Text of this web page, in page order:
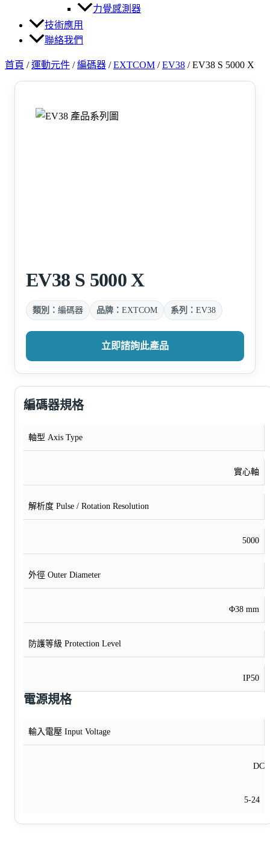
力覺感測器
技術應用
聯絡我們
首頁 /運動元件 /編碼器 /EXTCOM /EV38 /EV38 S 5000 X
EV38 S 5000 X
類別： 編碼器 品牌： EXTCOM 系列： EV38
立即諮詢此產品
編碼器規格
軸型 Axis Type
實心軸
解析度 Pulse / Rotation Resolution
5000
外徑 Outer Diameter
Φ38 mm
防護等級 Protection Level
IP50
電源規格
輸入電壓 Input Voltage
DC
5-24